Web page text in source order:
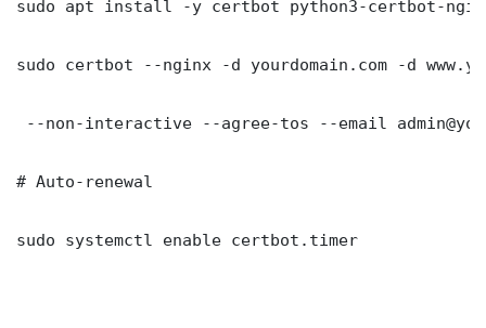
sudo apt install -y certbot python3-certbot-
sudo certbot --nginx -d yourdomain.com -d
--non-interactive --agree-tos --email
# Auto-renewal
sudo systemctl enable certbot.timer